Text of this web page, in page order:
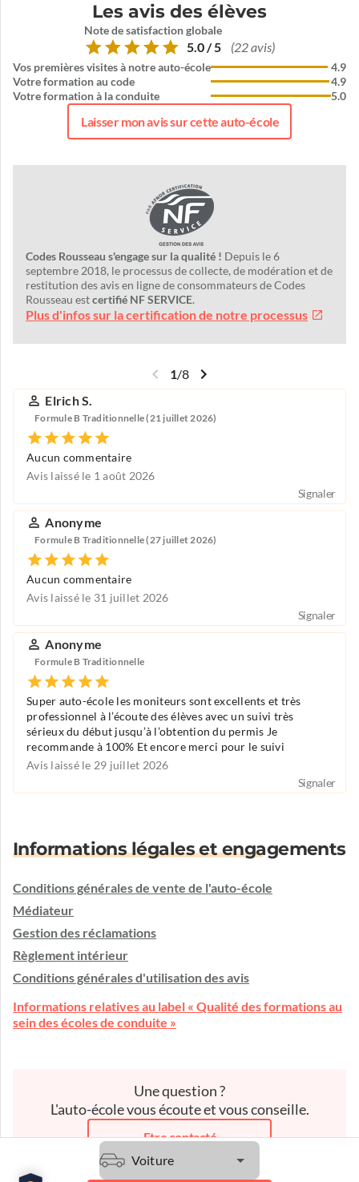
Les avis des élèves
Note de satisfaction globale
5.0 / 5 (22 avis)
Vos premières visites à notre auto-école
Votre formation au code
Votre formation à la conduite
4.9
4.9
5.0
Laisser mon avis sur cette auto-école
Codes Rousseau s'engage sur la qualité ! Depuis le 6
septembre 2018, le processus de collecte, de modération et de
restitution des avis en ligne de consommateurs de Codes
Rousseau estcertifié NF SERVICE.
Plus d'infos sur la certification de notre processus
1/8
Elrich S.
Formule B Traditionnelle (21 juillet 2026)
Aucun commentaire
Avis laissé le 1 août 2026
Signaler
Anonyme
Formule B Traditionnelle (27 juillet 2026)
Aucun commentaire
Avis laissé le 31 juillet 2026
Signaler
Anonyme
Formule B Traditionnelle
Super auto-école les moniteurs sont excellents et très
professionnel à l’écoute des élèves avec un suivi très
sérieux du début jusqu’à l’obtention du permis Je
recommande à 100% Et encore merci pour le suivi
Avis laissé le 29 juillet 2026
Signaler
Informations légales et engagements
Conditions générales de vente de l'auto-école
Médiateur
Gestion des réclamations
Règlement intérieur
Conditions générales d'utilisation des avis
Informations relatives au label « Qualité des formations au
sein des écoles de conduite »
Une question ?
L'auto-école vous écoute et vous conseille.
Etre contacté
Voiture